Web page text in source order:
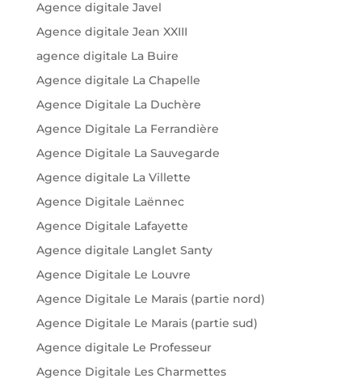
Agence digitale Javel
Agence digitale Jean XXIII
agence digitale La Buire
Agence digitale La Chapelle
Agence Digitale La Duchère
Agence Digitale La Ferrandière
Agence Digitale La Sauvegarde
Agence digitale La Villette
Agence Digitale Laënnec
Agence Digitale Lafayette
Agence digitale Langlet Santy
Agence Digitale Le Louvre
Agence Digitale Le Marais (partie nord)
Agence Digitale Le Marais (partie sud)
Agence digitale Le Professeur
Agence Digitale Les Charmettes